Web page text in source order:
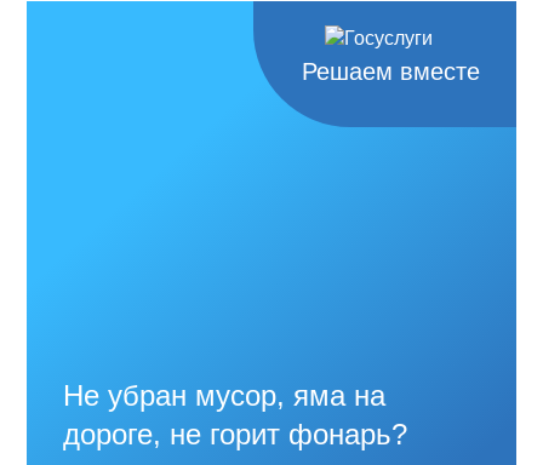
Решаем вместе
Не убран мусор, яма на
дороге, не горит фонарь?